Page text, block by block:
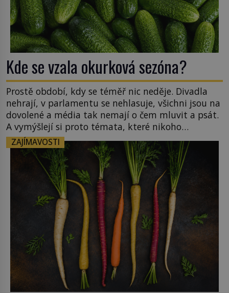
Kde se vzala okurková sezóna?
Prostě období, kdy se téměř nic neděje. Divadla
nehrají, v parlamentu se nehlasuje, všichni jsou na
dovolené a média tak nemají o čem mluvit a psát.
A vymýšlejí si proto témata, které nikoho
nezajímají. Proč je však ona letní doba spojovaná
zrovna s okurkami? Okurkovou sezónu známe už
od poloviny 19. století, ovšem jako Češi […]
ZAJÍMAVOSTI